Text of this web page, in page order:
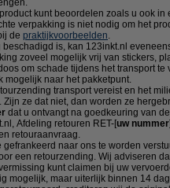
kunt beoordelen zoals u ook
verpakking is niet nodig om het
de praktijkvoorbeelden.
is, kan 123inkt.nl
zoveel mogelijk vrij van stickers,
om schade tijdens het transport
mogelijk naar het pakketpunt.
transport vereist en het
ze dat niet, dan worden ze
dat u ontvangt na goedkeuring van
Afdeling retouren RET-[uw nummer
retouraanvraag.
naar ons te worden
een retourzending. Wij adviseren
kunt claimen bij uw
mogelijk, maar uiterlijk binnen 14